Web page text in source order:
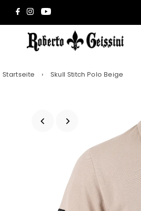
Direkt zum Inhalt
– Jede Dose nur 99 Cent*
Startseite › Skull Stitch Polo Beige